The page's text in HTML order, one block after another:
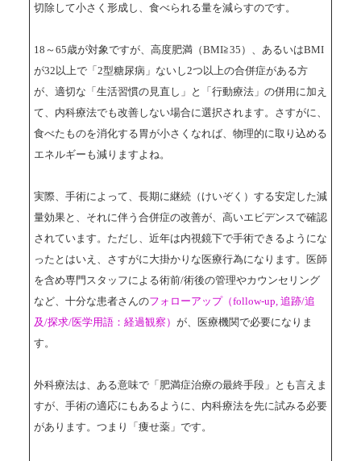
切除して小さく形成し、食べられる量を減らすのです。
18～65歳が対象ですが、高度肥満（BMI≧35）、あるいはBMI
が32以上で「2型糖尿病」ないし2つ以上の合併症がある方
が、適切な「生活習慣の見直し」と「行動療法」の併用に加え
て、内科療法でも改善しない場合に選択されます。さすがに、
食べたものを消化する胃が小さくなれば、物理的に取り込める
エネルギーも減りますよね。
実際、手術によって、長期に継続（けいぞく）する安定した減
量効果と、それに伴う合併症の改善が、高いエビデンスで確認
されています。ただし、近年は内視鏡下で手術できるようにな
ったとはいえ、さすがに大掛かりな医療行為になります。医師
を含め専門スタッフによる術前/術後の管理やカウンセリング
など、十分な患者さんのフォローアップ（follow-up, 追跡/追
及/探求/医学用語：経過観察） が、医療機関で必要になりま
す。
外科療法は、ある意味で「肥満症治療の最終手段」とも言えま
すが、手術の適応にもあるように、内科療法を先に試みる必要
があります。つまり「痩せ薬」です。